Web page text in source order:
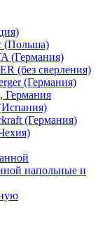
(Польша)
(Германия)
(без сверления)
(Германия)
Германия
(Германия)
напольные и